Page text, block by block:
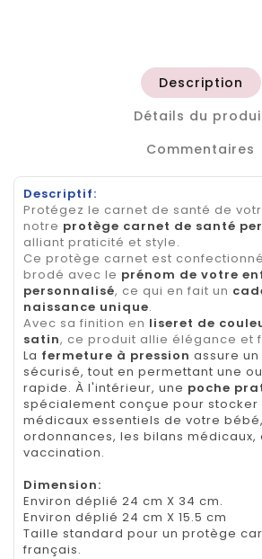
Description
Détails du
Commentaires
Descriptif:
Protégez le carnet de santé de
notre protège carnet de santé
alliant praticité et style.
Ce protège carnet est
brodé avec le prénom de votre
personnalisé, ce qui en fait un
naissance unique.
Avec sa finition en liseret de
satin, ce produit allie élégance et
La fermeture à pression assure
sécurisé, tout en permettant une
rapide. À l'intérieur, une poche
spécialement conçue pour stocker
médicaux essentiels de votre
ordonnances, les bilans médicaux,
vaccination.
Dimension:
Environ déplié 24 cm X 34 cm.
Environ déplié 24 cm X 15.5 cm
Taille standard pour un protège
français.